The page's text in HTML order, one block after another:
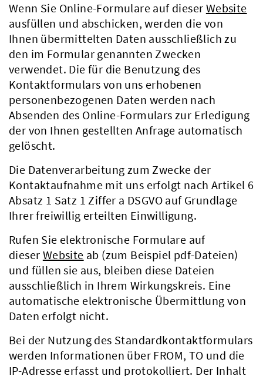
Kreis & Politik
Verwaltung
Wenn Sie Online-Formulare auf dieser Website
ausfüllen und abschicken, werden die von
Ihnen übermittelten Daten ausschließlich zu
den im Formular genannten Zwecken
verwendet. Die für die Benutzung des
Kontaktformulars von uns erhobenen
personenbezogenen Daten werden nach
Absenden des Online-Formulars zur Erledigung
der von Ihnen gestellten Anfrage automatisch
gelöscht.
Die Datenverarbeitung zum Zwecke der
Kontaktaufnahme mit uns erfolgt nach Artikel 6
Absatz 1 Satz 1 Ziffer a DSGVO auf Grundlage
Ihrer freiwillig erteilten Einwilligung.
Rufen Sie elektronische Formulare auf
dieser Website ab (zum Beispiel pdf-Dateien)
und füllen sie aus, bleiben diese Dateien
ausschließlich in Ihrem Wirkungskreis. Eine
automatische elektronische Übermittlung von
Daten erfolgt nicht.
Bei der Nutzung des Standardkontaktformulars
werden Informationen über FROM, TO und die
IP-Adresse erfasst und protokolliert. Der Inhalt